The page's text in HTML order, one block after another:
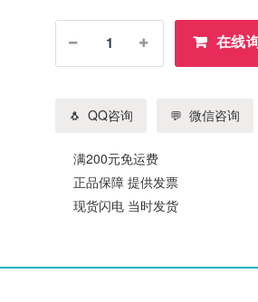
在线
QQ咨询 微信咨询
满200元免运费
正品保障 提供发票
现货闪电 当时发货